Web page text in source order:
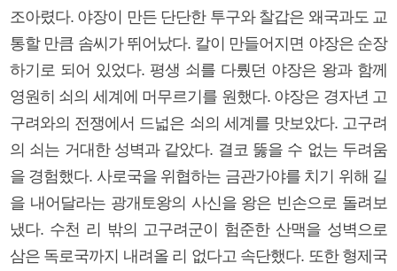
조아렸다. 야장이 만든 단단한 투구와 찰갑은 왜국과도 교
통할 만큼 솜씨가 뛰어났다. 칼이 만들어지면 야장은 순장
하기로 되어 있었다. 평생 쇠를 다뤘던 야장은 왕과 함께
영원히 쇠의 세계에 머무르기를 원했다. 야장은 경자년 고
구려와의 전쟁에서 드넓은 쇠의 세계를 맛보았다. 고구려
의 쇠는 거대한 성벽과 같았다. 결코 뚫을 수 없는 두려움
을 경험했다. 사로국을 위협하는 금관가야를 치기 위해 길
을 내어달라는 광개토왕의 사신을 왕은 빈손으로 돌려보
냈다. 수천 리 밖의 고구려군이 험준한 산맥을 성벽으로
삼은 독로국까지 내려올 리 없다고 속단했다. 또한 형제국